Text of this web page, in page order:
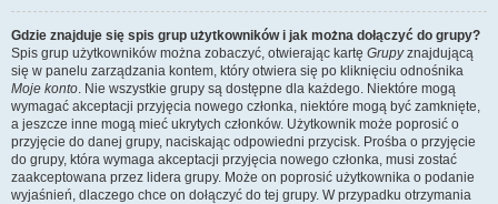
Gdzie znajduje się spis grup użytkowników i jak można dołączyć do grupy?
Spis grup użytkowników można zobaczyć, otwierając kartę Grupyznajdującą
się w panelu zarządzania kontem, który otwiera się po kliknięciu odnośnika
Moje konto. Nie wszystkie grupy są dostępne dla każdego. Niektóre mogą
wymagać akceptacji przyjęcia nowego członka, niektóre mogą być zamknięte,
a jeszcze inne mogą mieć ukrytych członków. Użytkownik może poprosić o
przyjęcie do danej grupy, naciskając odpowiedni przycisk. Prośba o przyjęcie
do grupy, która wymaga akceptacji przyjęcia nowego członka, musi zostać
zaakceptowana przez lidera grupy. Może on poprosić użytkownika o podanie
wyjaśnień, dlaczego chce on dołączyć do tej grupy. W przypadku otrzymania